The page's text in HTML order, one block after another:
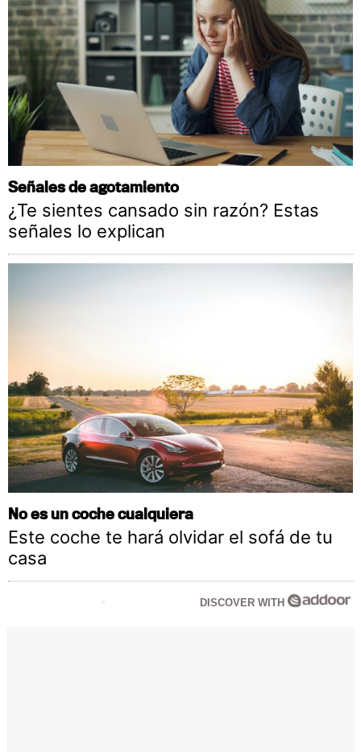
Señales de agotamiento
¿Te sientes cansado sin razón? Estas
señales lo explican
No es un coche cualquiera
Este coche te hará olvidar el sofá de tu
casa
DISCOVER WITH